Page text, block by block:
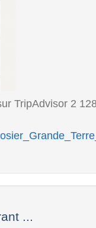
TripAdvisor 2
...